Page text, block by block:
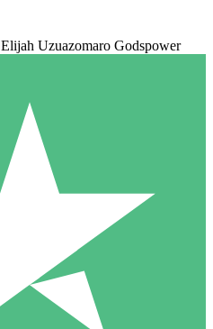
Elijah Uzuazomaro Godspower